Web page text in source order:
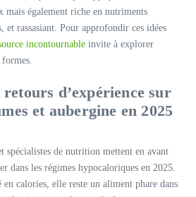
mais également riche en nutriments
et rassasiant. Pour approfondir ces idées
incontournable invite à explorer
formes.
retours d’expérience sur
et aubergine en 2025
spécialistes de nutrition mettent en avant
dans les régimes hypocaloriques en 2025.
en calories, elle reste un aliment phare dans